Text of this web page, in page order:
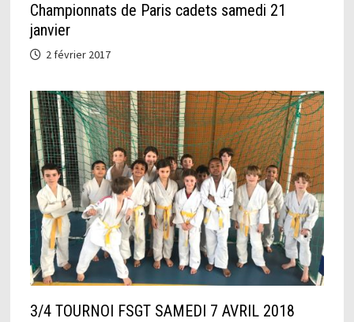
Championnats de Paris cadets samedi 21
janvier
2 février 2017
3/4 TOURNOI FSGT SAMEDI 7 AVRIL 2018